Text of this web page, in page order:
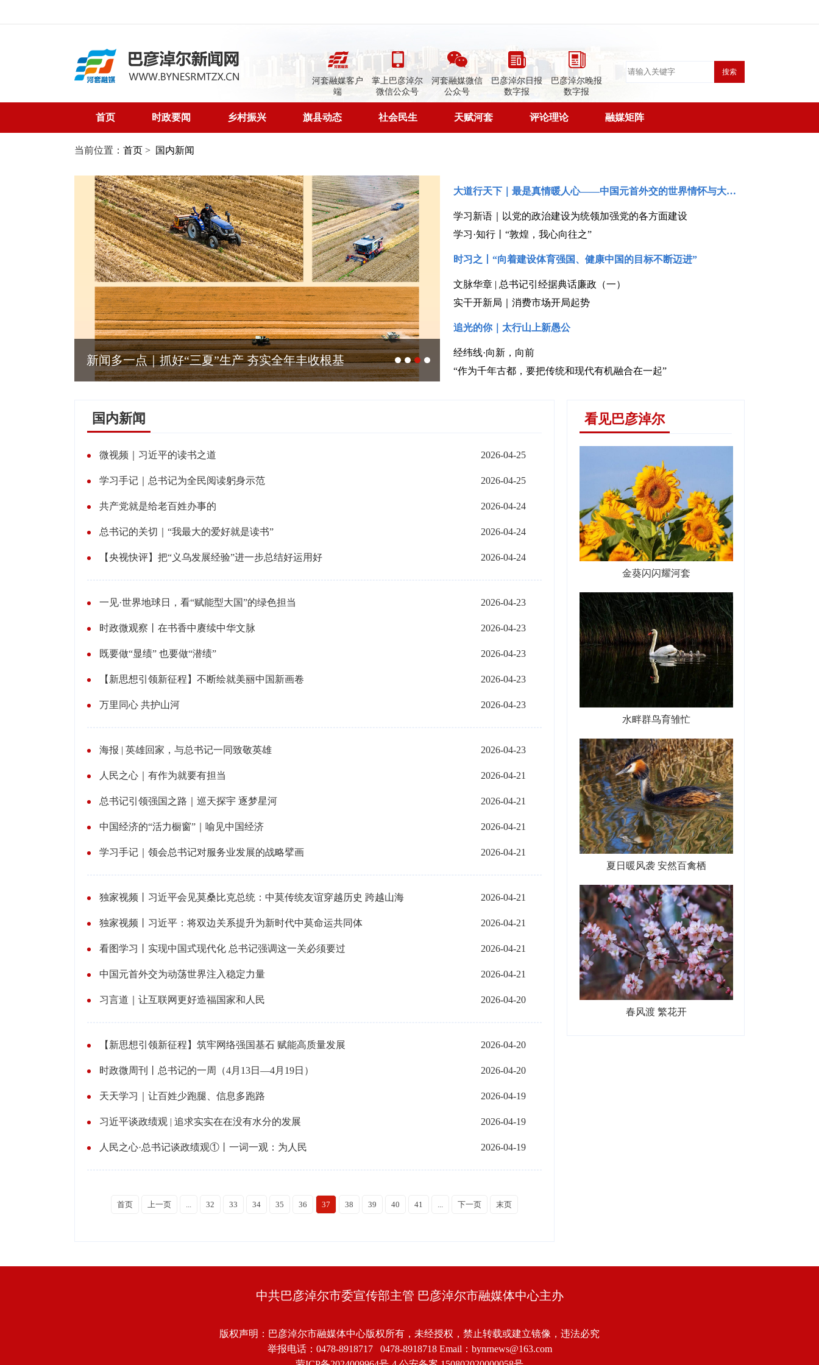
河套融媒客户
端
掌上巴彦淖尔
微信公众号
河套融媒微信
公众号
巴彦淖尔日报
数字报
巴彦淖尔晚报
数字报
搜索
首页 时政要闻 乡村振兴 旗县动态 社会民生 天赋河套 评论理论 融媒矩阵
当前位置： 首页 > 国内新闻
新闻多一点｜抓好“三夏”生产 夯实全年丰收根基 新闻多一点 | 童声讲党史 薪火代代传
大道行天下｜最是真情暖人心——中国元首外交的世界情怀与大国气派
学习新语｜以党的政治建设为统领加强党的各方面建设
学习·知行丨“敦煌，我心向往之”
时习之丨“向着建设体育强国、健康中国的目标不断迈进”
文脉华章 | 总书记引经据典话廉政（一）
实干开新局｜消费市场开局起势
追光的你｜太行山上新愚公
经纬线·向新，向前
“作为千年古都，要把传统和现代有机融合在一起”
国内新闻
微视频｜习近平的读书之道 2026-04-25
学习手记｜总书记为全民阅读躬身示范 2026-04-25
共产党就是给老百姓办事的 2026-04-24
总书记的关切｜“我最大的爱好就是读书” 2026-04-24
【央视快评】把“义乌发展经验”进一步总结好运用好 2026-04-24
一见·世界地球日，看“赋能型大国”的绿色担当 2026-04-23
时政微观察丨在书香中赓续中华文脉 2026-04-23
既要做“显绩” 也要做“潜绩” 2026-04-23
【新思想引领新征程】不断绘就美丽中国新画卷 2026-04-23
万里同心 共护山河 2026-04-23
海报 | 英雄回家，与总书记一同致敬英雄 2026-04-23
人民之心｜有作为就要有担当 2026-04-21
总书记引领强国之路｜巡天探宇 逐梦星河 2026-04-21
中国经济的“活力橱窗”｜喻见中国经济 2026-04-21
学习手记｜领会总书记对服务业发展的战略擘画 2026-04-21
独家视频丨习近平会见莫桑比克总统：中莫传统友谊穿越历史 跨越山海 2026-04-21
独家视频丨习近平：将双边关系提升为新时代中莫命运共同体 2026-04-21
看图学习丨实现中国式现代化 总书记强调这一关必须要过 2026-04-21
中国元首外交为动荡世界注入稳定力量 2026-04-21
习言道｜让互联网更好造福国家和人民 2026-04-20
【新思想引领新征程】筑牢网络强国基石 赋能高质量发展 2026-04-20
时政微周刊丨总书记的一周（4月13日—4月19日） 2026-04-20
天天学习｜让百姓少跑腿、信息多跑路 2026-04-19
习近平谈政绩观 | 追求实实在在没有水分的发展 2026-04-19
人民之心·总书记谈政绩观①丨一词一观：为人民 2026-04-19
首页 上一页 ... 32 33 34 35 36 37 38 39 40 41 ... 下一页 末页
看见巴彦淖尔
金葵闪闪耀河套
水畔群鸟育雏忙
夏日暖风袭 安然百禽栖
春风渡 繁花开
中共巴彦淖尔市委宣传部主管 巴彦淖尔市融媒体中心主办
版权声明：巴彦淖尔市融媒体中心版权所有，未经授权，禁止转载或建立镜像，违法必究
举报电话：0478-8918717 0478-8918718 Email：bynrnews@163.com